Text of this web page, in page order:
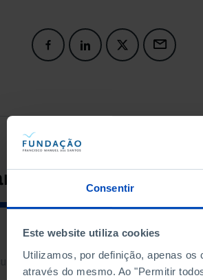
Consentir
Este website utiliza cookies
Utilizamos, por definição, apenas
através do mesmo. Ao "Permitir
a pesquisar